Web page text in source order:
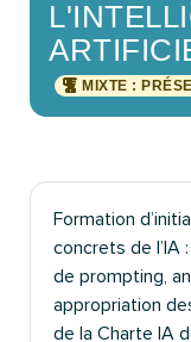
MIXTE :
Formation
concrets de
de prompting,
appropriation
de la Charte IA